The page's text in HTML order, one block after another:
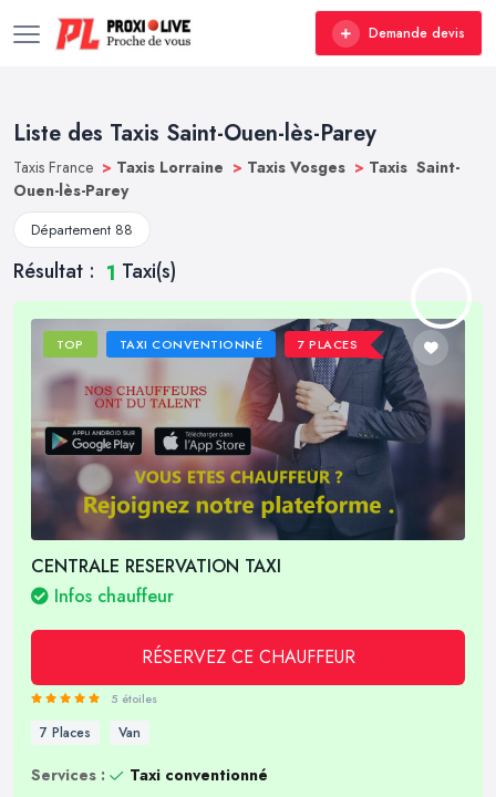
Demande devis
Liste des Taxis Saint-Ouen-lès-Parey
Taxis France > Taxis Lorraine > Taxis Vosges > Taxis Saint-
Ouen-lès-Parey
Département 88
Résultat : 1 Taxi(s)
TOP TAXI CONVENTIONNÉ 7 PLACES
CENTRALE RESERVATION TAXI
Infos chauffeur
RÉSERVEZ CE CHAUFFEUR
5 étoiles
7 Places Van
Services :
Taxi conventionné